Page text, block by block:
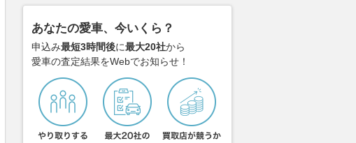
あなたの愛車、今いくら？
申込み最短3時間後に最大20社から
愛車の査定結果をWebでお知らせ！